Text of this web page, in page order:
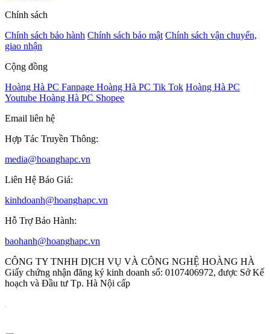
Chính sách
Chính sách bảo hành Chính sách bảo mật Chính sách vận chuyển,
giao nhận
Cộng đồng
Hoàng Hà PC Fanpage Hoàng Hà PC Tik Tok Hoàng Hà PC
Youtube Hoàng Hà PC Shopee
Email liên hệ
Hợp Tác Truyền Thông:
media@hoanghapc.vn
Liên Hệ Báo Giá:
kinhdoanh@hoanghapc.vn
Hỗ Trợ Bảo Hành:
baohanh@hoanghapc.vn
CÔNG TY TNHH DỊCH VỤ VÀ CÔNG NGHỆ HOÀNG HÀ
Giấy chứng nhận đăng ký kinh doanh số: 0107406972, được Sở Kế
hoạch và Đầu tư Tp. Hà Nội cấp